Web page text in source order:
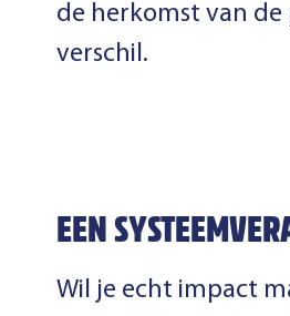
de herkomst van
verschil.
EEN
Wil je echt impact